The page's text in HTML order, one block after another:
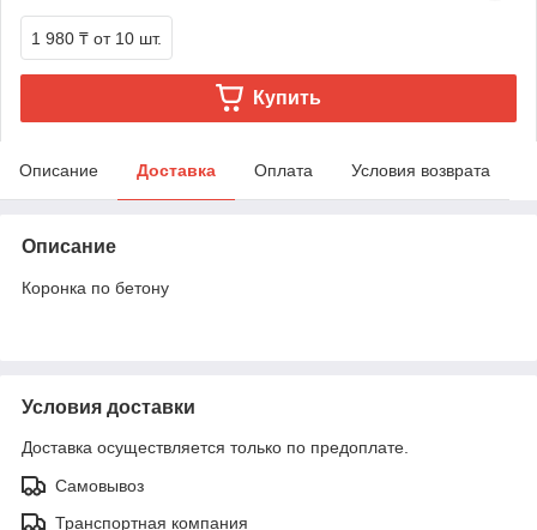
1 980 ₸ от 10 шт.
Купить
Описание Доставка Оплата Условия возврата
Описание
Коронка по бетону
Условия доставки
Доставка осуществляется только по предоплате.
Самовывоз
Транспортная компания